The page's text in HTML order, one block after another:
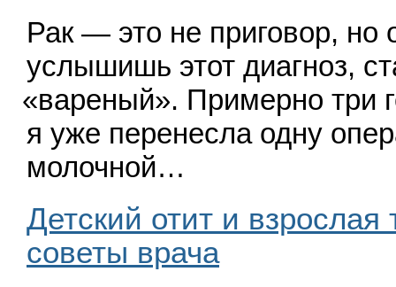
Рак — это не приговор, но
услышишь этот диагноз,
«вареный». Примерно три
я уже перенесла одну
молочной…
Детский отит и взрослая
советы врача